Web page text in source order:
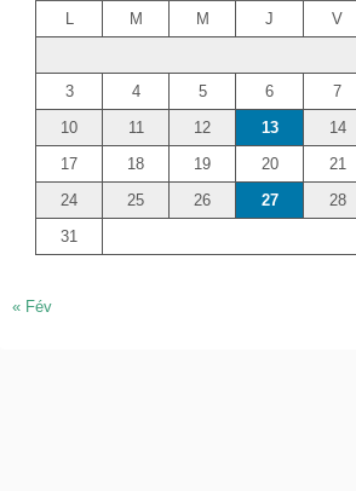
L
M M J V
3
4 5 6 7
10
11 12 13 14
17
18 19 20 21
24
25 26 27 28
31
« Fév